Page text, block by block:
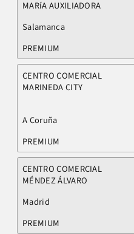
MARíA AUXILIADORA
Salamanca
PREMIUM
CENTRO COMERCIAL
MARINEDA CITY
A Coruña
PREMIUM
CENTRO COMERCIAL
MÉNDEZ ÁLVARO
Madrid
PREMIUM